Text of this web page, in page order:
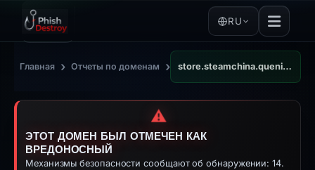
RU
Главная › Отчеты по доменам › store.steamchina.queniuam.com
⚠️
ЭТОТ ДОМЕН БЫЛ ОТМЕЧЕН КАК
ВРЕДОНОСНЫЙ
Механизмы безопасности сообщают об обнаружении: 14.